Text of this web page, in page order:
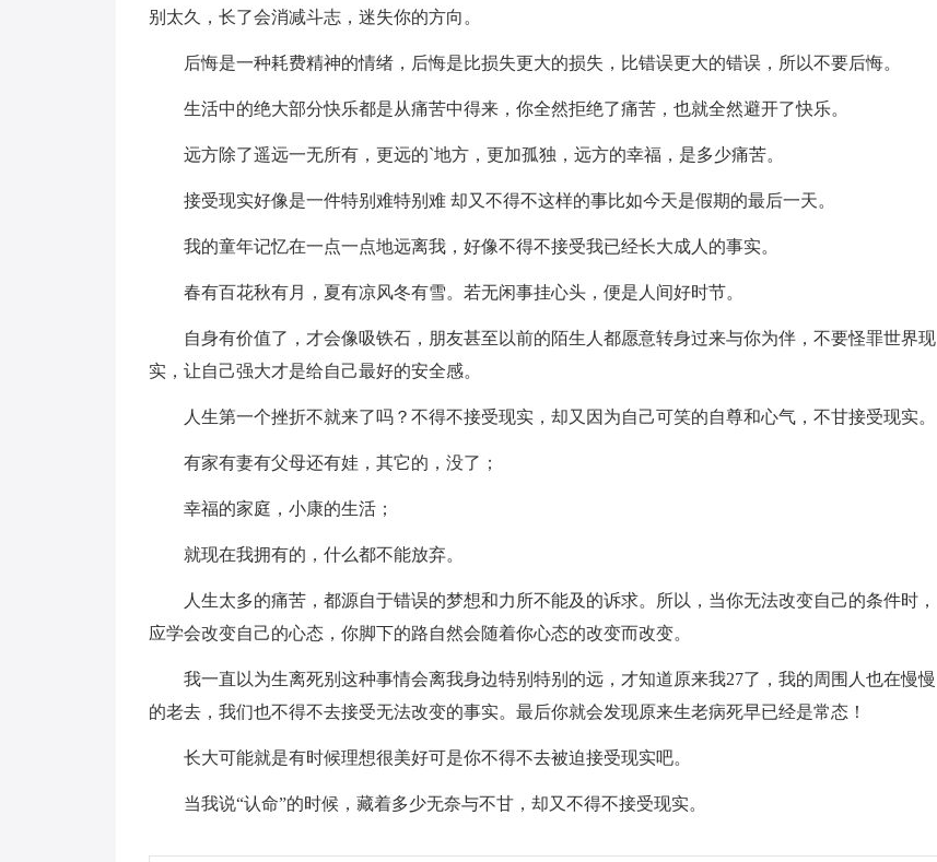
别太久，长了会消减斗志，迷失你的方向。
后悔是一种耗费精神的情绪，后悔是比损失更大的损失，比错误更大的错误，所以不要后悔。
生活中的绝大部分快乐都是从痛苦中得来，你全然拒绝了痛苦，也就全然避开了快乐。
远方除了遥远一无所有，更远的`地方，更加孤独，远方的幸福，是多少痛苦。
接受现实好像是一件特别难特别难 却又不得不这样的事比如今天是假期的最后一天。
我的童年记忆在一点一点地远离我，好像不得不接受我已经长大成人的事实。
春有百花秋有月，夏有凉风冬有雪。若无闲事挂心头，便是人间好时节。
自身有价值了，才会像吸铁石，朋友甚至以前的陌生人都愿意转身过来与你为伴，不要怪罪世界现
实，让自己强大才是给自己最好的安全感。
人生第一个挫折不就来了吗？不得不接受现实，却又因为自己可笑的自尊和心气，不甘接受现实。
有家有妻有父母还有娃，其它的，没了；
幸福的家庭，小康的生活；
就现在我拥有的，什么都不能放弃。
人生太多的痛苦，都源自于错误的梦想和力所不能及的诉求。所以，当你无法改变自己的条件时，
应学会改变自己的心态，你脚下的路自然会随着你心态的改变而改变。
我一直以为生离死别这种事情会离我身边特别特别的远，才知道原来我27了，我的周围人也在慢慢
的老去，我们也不得不去接受无法改变的事实。最后你就会发现原来生老病死早已经是常态！
长大可能就是有时候理想很美好可是你不得不去被迫接受现实吧。
当我说“认命”的时候，藏着多少无奈与不甘，却又不得不接受现实。